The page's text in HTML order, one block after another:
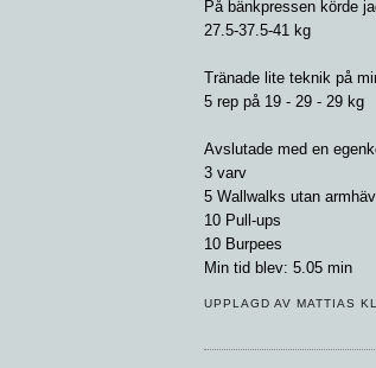
På bänkpressen körde
27.5-37.5-41 kg
Tränade lite teknik på
5 rep på 19 - 29 - 29 kg
Avslutade med en
3 varv
5 Wallwalks utan
10 Pull-ups
10 Burpees
Min tid blev: 5.05 min
UPPLAGD AVMATTIAS